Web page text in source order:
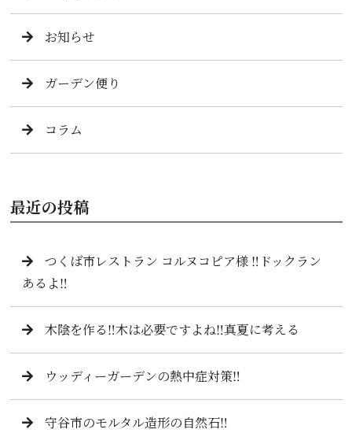
お知らせ
ガーデン便り
コラム
最近の投稿
つくば市レストラン コルヌコピア様 ‼️ドックラン
あるよ‼️
木陰を作る‼️木は必要ですよね‼️真夏に考える
ウッディーガーデンの熱中症対策‼️
守谷市のモルタル造形の自然石‼️